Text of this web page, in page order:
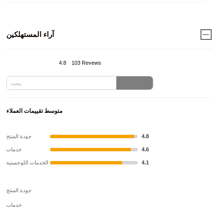
آراء المستهلكين
4.8 103 Revews
متوسط تقييمات العملاء
جودة المنتج 4.8
خدمات 4.6
الخدمات اللوجستية 4.1
جودة المنتج
خدمات